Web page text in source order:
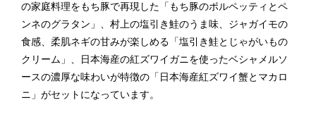
の家庭料理をもち豚で再現した「もち豚のポルペッティとペ
ンネのグラタン」、村上の塩引き鮭のうま味、ジャガイモの
食感、柔肌ネギの甘みが楽しめる「塩引き鮭とじゃがいもの
クリーム」、日本海産の紅ズワイガニを使ったベシャメルソ
ースの濃厚な味わいが特徴の「日本海産紅ズワイ蟹とマカロ
ニ」がセットになっています。